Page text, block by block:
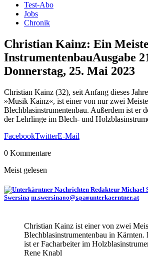
Test-Abo
Jobs
Chronik
Christian Kainz: Ein
InstrumentenbauAusgabe
Donnerstag, 25. Mai 2023
Christian Kainz (32), seit Anfang dieses
»Musik Kainz«, ist einer von nur zwei
Blechblasinstrumentenbau. Außerdem ist er
der Lehrlinge im Blech- und
FacebookTwitterE-Mail
0 Kommentare
Meist gelesen
Swersina m.swersinano@spamunterkaerntner.at
Christian Kainz ist einer von zwei
Blechblasinstrumentenbau in Kärnten.
ist er Facharbeiter im
Rene Knabl